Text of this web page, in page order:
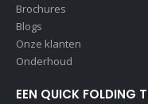
Brochures
Blogs
Onze klanten
Onderhoud
EEN QUICK FOLDING